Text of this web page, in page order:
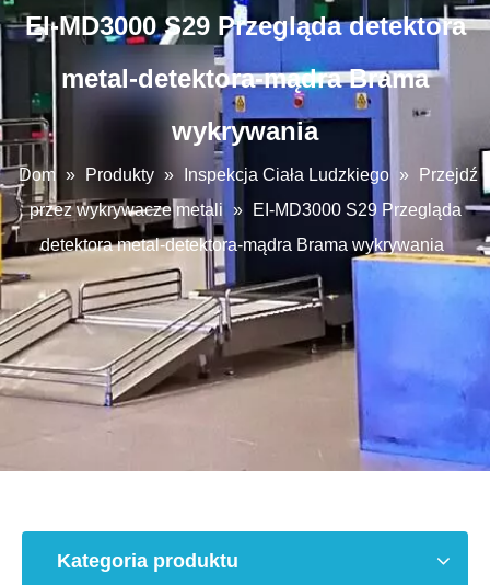
EI-MD3000 S29 Przegląda detektora
metal-detektora-mądra Brama
wykrywania
Dom » Produkty » Inspekcja Ciała Ludzkiego »
Przejdź
przez wykrywacze metali »
EI-MD3000 S29 Przegląda
detektora metal-detektora-mądra Brama wykrywania
Kategoria produktu